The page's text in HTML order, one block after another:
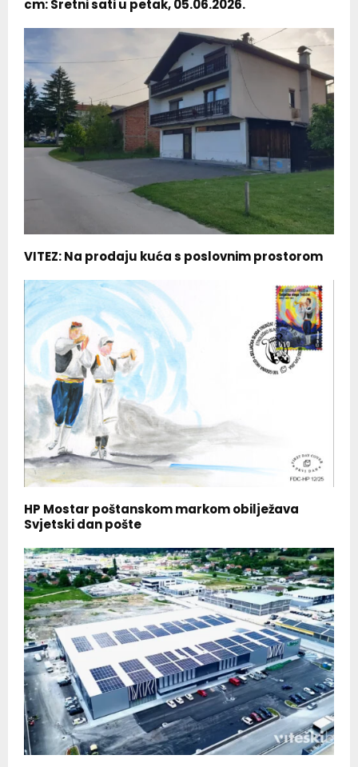
cm: Sretni sati u petak, 05.06.2026.
VITEZ: Na prodaju kuća s poslovnim prostorom
HP Mostar poštanskom markom obilježava
Svjetski dan pošte